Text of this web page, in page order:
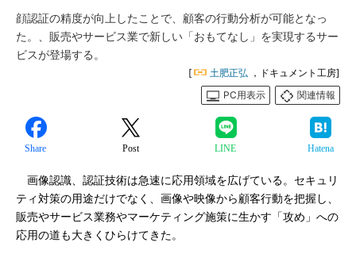
顔認証の精度が向上したことで、顧客の行動分析が可能となっ
た。、販売やサービス業で新しい「おもてなし」を実現するサー
ビスが登場する。
[ 土肥正弘 ，ドキュメント工房]
PC用表示
関連情報
Share Post LINE Hatena
画像認識、認証技術は急速に応用領域を広げている。セキュリ
ティ対策の用途だけでなく、画像や映像から顧客行動を把握し、
販売やサービス業務やマーケティング施策に生かす「攻め」への
応用の道も大きくひらけてきた。